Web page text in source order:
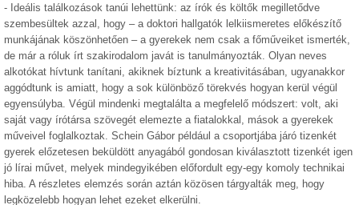
- Ideális találkozások tanúi lehettünk: az írók és költők megilletődve
szembesültek azzal, hogy – a doktori hallgatók lelkiismeretes előkészítő
munkájának köszönhetően – a gyerekek nem csak a főműveiket ismerték,
de már a róluk írt szakirodalom javát is tanulmányozták. Olyan neves
alkotókat hívtunk tanítani, akiknek bíztunk a kreativitásában, ugyanakkor
aggódtunk is amiatt, hogy a sok különböző törekvés hogyan kerül végül
egyensúlyba. Végül mindenki megtalálta a megfelelő módszert: volt, aki
saját vagy írótársa szövegét elemezte a fiatalokkal, mások a gyerekek
műveivel foglalkoztak. Schein Gábor például a csoportjába járó tizenkét
gyerek előzetesen beküldött anyagából gondosan kiválasztott tizenkét igen
jó lírai művet, melyek mindegyikében előfordult egy-egy komoly technikai
hiba. A részletes elemzés során aztán közösen tárgyalták meg, hogy
legközelebb hogyan lehet ezeket elkerülni.